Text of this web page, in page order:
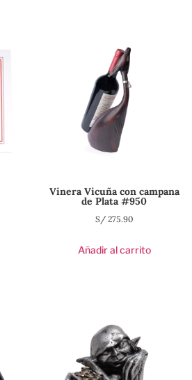
Vinera Vicuña con campana
de Plata #950
S/ 275.90
Añadir al carrito